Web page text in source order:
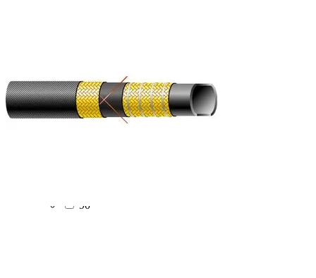
70
75
76
76.2
90